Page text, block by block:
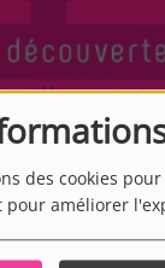
des cookies
pour améliorer